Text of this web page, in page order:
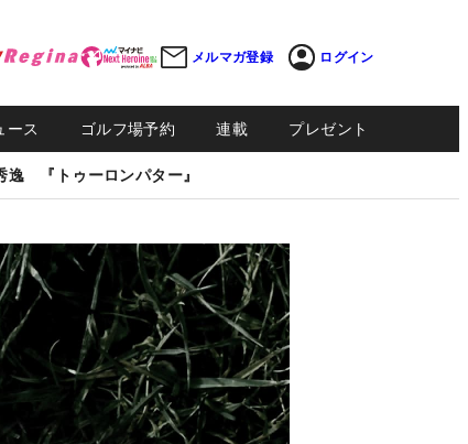
メルマガ登録 ログイン
ース ゴルフ場予約 連載 プレゼント
逸 『トゥーロンパター』